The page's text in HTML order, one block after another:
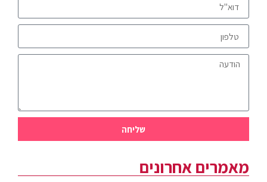
שליחה
מאמרים אחרונים